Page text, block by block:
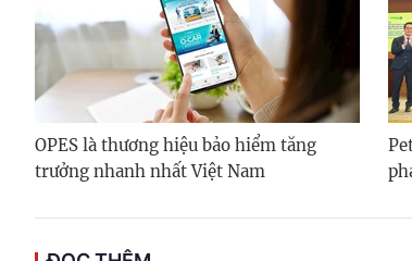
OPES là thương hiệu bảo hiểm tăng
trưởng nhanh nhất Việt Nam